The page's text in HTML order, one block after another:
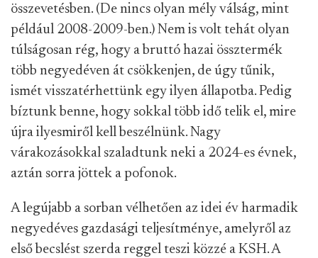
összevetésben. (De nincs olyan mély válság, mint
például 2008-2009-ben.) Nem is volt tehát olyan
túlságosan rég, hogy a bruttó hazai össztermék
több negyedéven át csökkenjen, de úgy tűnik,
ismét visszatérhettünk egy ilyen állapotba. Pedig
bíztunk benne, hogy sokkal több idő telik el, mire
újra ilyesmiről kell beszélnünk. Nagy
várakozásokkal szaladtunk neki a 2024-es évnek,
aztán sorra jöttek a pofonok.
A legújabb a sorban vélhetően az idei év harmadik
negyedéves gazdasági teljesítménye, amelyről az
első becslést szerda reggel teszi közzé a KSH. A